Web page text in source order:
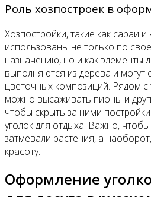
Роль хозпостроек в
Хозпостройки, такие как сараи и
использованы не только по
назначению, но и как элементы
выполняются из дерева и могут
цветочных композиций. Рядом
можно высаживать пионы и
чтобы скрыть за ними
уголок для отдыха. Важно,
затмевали растения, а
красоту.
Оформление